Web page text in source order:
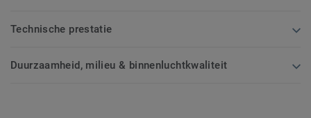
Technische prestatie
Duurzaamheid, milieu & binnenluchtkwaliteit